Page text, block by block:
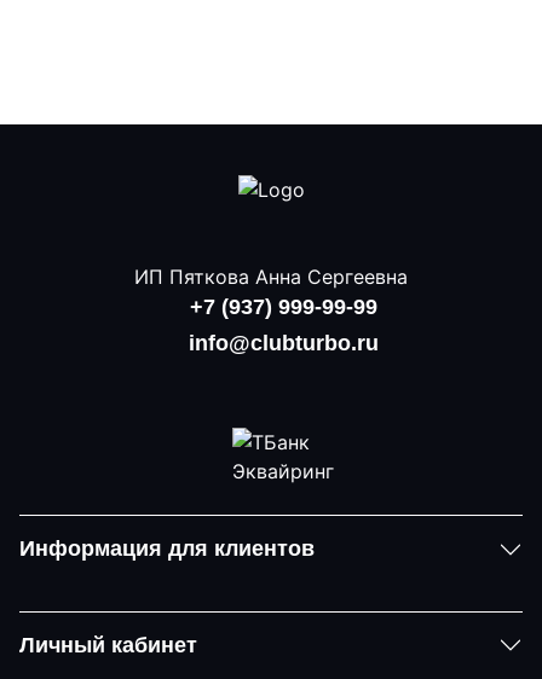
ИП Пяткова Анна Сергеевна
+7 (937) 999-99-99
info@clubturbo.ru
Информация для клиентов
Личный кабинет